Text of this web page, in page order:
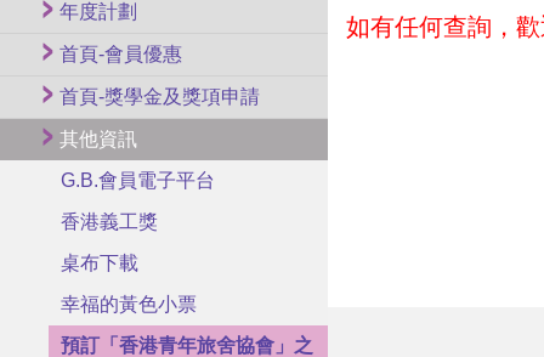
年度計劃
首頁-會員優惠
首頁-獎學金及獎項申請
其他資訊
G.B.會員電子平台
香港義工獎
桌布下載
幸福的黃色小票
預訂「香港青年旅舍協會」之
如有任何查詢，